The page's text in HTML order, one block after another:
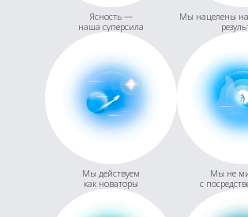
Ясность —
наша суперсила
Мы нацелены
Мы действуем
как новаторы
Мы не
с